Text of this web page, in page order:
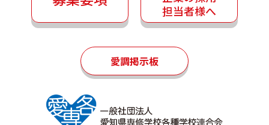
担当者様へ
愛調掲示板